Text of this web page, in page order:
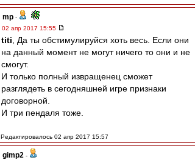
mp -
02 апр 2017 15:55
titi , Да ты обстимулируйся хоть весь. Если они
на данный момент не могут ничего то они и не
смогут.
И только полный извращенец сможет
разглядеть в сегодняшней игре признаки
договорной.
И три пендаля тоже.
Редактировалось 02 апр 2017 15:57
gimp2 -